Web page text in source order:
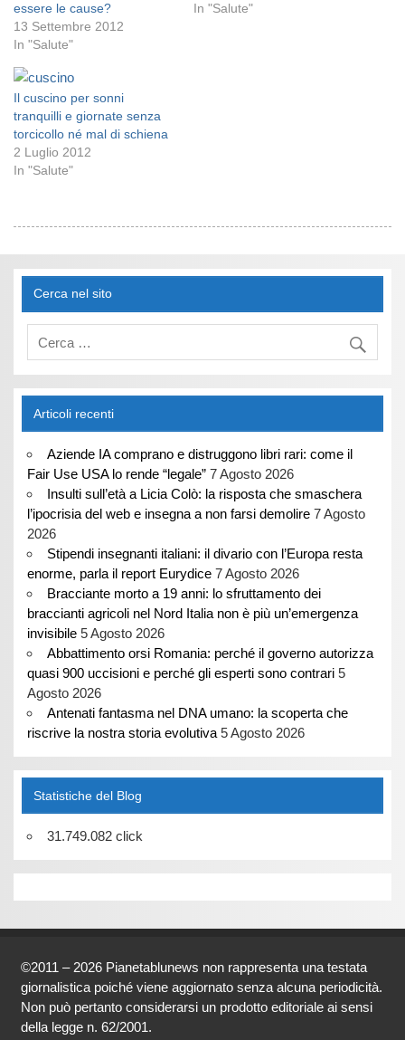
essere le cause?
13 Settembre 2012
In "Salute"
In "Salute"
Il cuscino per sonni
tranquilli e giornate senza
torcicollo né mal di schiena
2 Luglio 2012
In "Salute"
Cerca nel sito
Articoli recenti
Aziende IA comprano e distruggono libri rari: come il
Fair Use USA lo rende “legale” 7 Agosto 2026
Insulti sull’età a Licia Colò: la risposta che smaschera
l’ipocrisia del web e insegna a non farsi demolire 7 Agosto
2026
Stipendi insegnanti italiani: il divario con l’Europa resta
enorme, parla il report Eurydice 7 Agosto 2026
Bracciante morto a 19 anni: lo sfruttamento dei
braccianti agricoli nel Nord Italia non è più un’emergenza
invisibile 5 Agosto 2026
Abbattimento orsi Romania: perché il governo autorizza
quasi 900 uccisioni e perché gli esperti sono contrari 5
Agosto 2026
Antenati fantasma nel DNA umano: la scoperta che
riscrive la nostra storia evolutiva 5 Agosto 2026
Statistiche del Blog
31.749.082 click
©2011 – 2026 Pianetablunews non rappresenta una testata
giornalistica poiché viene aggiornato senza alcuna periodicità.
Non può pertanto considerarsi un prodotto editoriale ai sensi
della legge n. 62/2001.